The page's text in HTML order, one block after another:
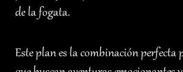
de la fogata.
Este plan es la combinación perfecta